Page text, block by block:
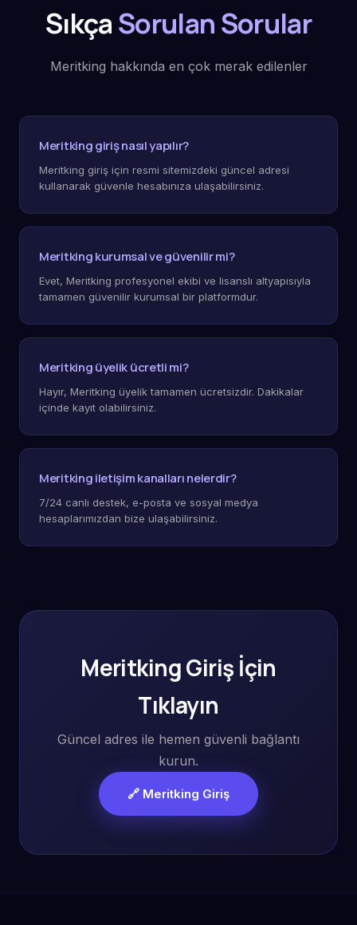
SıkçaSorulan Sorular
Meritking hakkında en çok merak edilenler
Meritking giriş nasıl yapılır?
Meritking giriş için resmi sitemizdeki güncel adresi
kullanarak güvenle hesabınıza ulaşabilirsiniz.
Meritking kurumsal ve güvenilir mi?
Evet, Meritking profesyonel ekibi ve lisanslı altyapısıyla
tamamen güvenilir kurumsal bir platformdur.
Meritking üyelik ücretli mi?
Hayır, Meritking üyelik tamamen ücretsizdir. Dakikalar
içinde kayıt olabilirsiniz.
Meritking iletişim kanalları nelerdir?
7/24 canlı destek, e-posta ve sosyal medya
hesaplarımızdan bize ulaşabilirsiniz.
Meritking Giriş İçin
Tıklayın
Güncel adres ile hemen güvenli bağlantı
kurun.
🔗 Meritking Giriş